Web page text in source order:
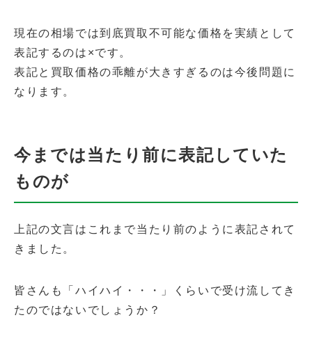
現在の相場では到底買取不可能な価格を実績として
表記するのは×です。
表記と買取価格の乖離が大きすぎるのは今後問題に
なります。
今までは当たり前に表記していた
ものが
上記の文言はこれまで当たり前のように表記されて
きました。
皆さんも「ハイハイ・・・」くらいで受け流してき
たのではないでしょうか？